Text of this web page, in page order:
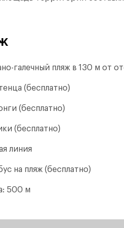
галечный пляж в 130 м от
(бесплатно)
(бесплатно)
(бесплатно)
линия
на пляж (бесплатно)
500 м